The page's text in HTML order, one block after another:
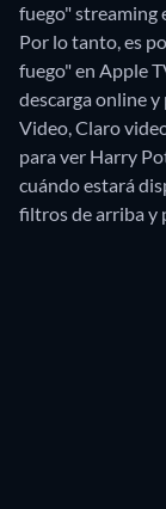
fuego" streaming
Por lo tanto, es
fuego" en Apple
descarga online
Video, Claro
para ver Harry
cuándo estará
filtros de arriba y